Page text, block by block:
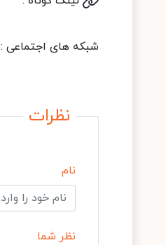
شبکه های اجتماعی :
نظرات
نام
نظر شما